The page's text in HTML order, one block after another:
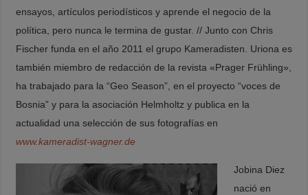
ensayos, artículos periodísticos y aprende el negocio de la
política, pero nunca le termina de gustar. // Junto con Chris
Fischer funda en el año 2011 el grupo Kameradisten. Uriona es
también miembro de redacción de la revista «Prager Frühling»,
ha trabajado para la “Geo Season”, en el proyecto “voces de
Bosnia” y para la asociación Helmholtz y publica en la
actualidad una selección de sus fotografías en
www.kameradist-wagner.de
Jobina Diez
nació en